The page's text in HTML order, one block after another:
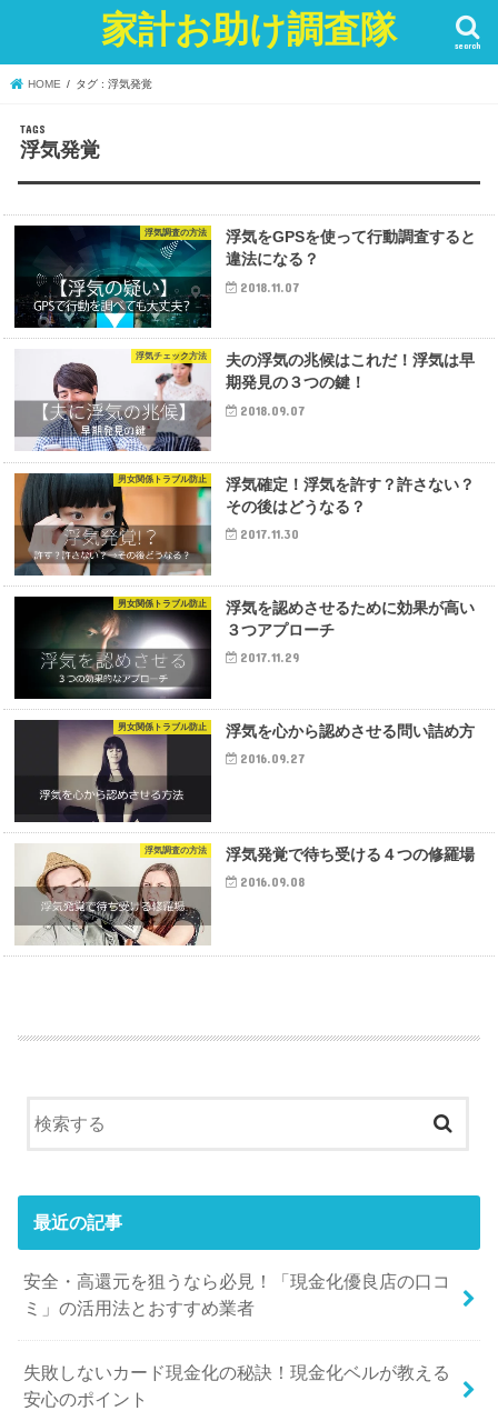
家計お助け調査隊 search
HOME タグ : 浮気発覚
浮気発覚
浮気調査の方法
浮気をGPSを使って行動調査すると
違法になる？
2018.11.07
浮気チェック方法
夫の浮気の兆候はこれだ！浮気は早
期発見の３つの鍵！
2018.09.07
男女関係トラブル防止
浮気確定！浮気を許す？許さない？
その後はどうなる？
2017.11.30
男女関係トラブル防止
浮気を認めさせるために効果が高い
３つアプローチ
2017.11.29
男女関係トラブル防止 浮気を心から認めさせる問い詰め方
2016.09.27
浮気調査の方法 浮気発覚で待ち受ける４つの修羅場
2016.09.08
最近の記事
安全・高還元を狙うなら必見！「現金化優良店の口コ
ミ」の活用法とおすすめ業者
失敗しないカード現金化の秘訣！現金化ベルが教える
安心のポイント